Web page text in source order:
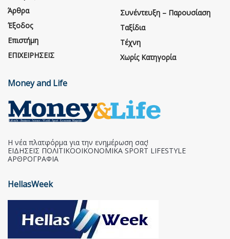
Άρθρα
Έξοδος
Επιστήμη
ΕΠΙΧΕΙΡΗΣΕΙΣ
Συνέντευξη – Παρουσίαση
Ταξίδια
Τέχνη
Χωρίς Κατηγορία
Money and Life
Η νέα πλατφόρμα για την ενημέρωση σας!
ΕΙΔΗΣΕΙΣ ΠΟΛΙΤΙΚΟΟΙΚΟΝΟΜΙΚΑ SPORT LIFESTYLE
ΑΡΘΡΟΓΡΑΦΙΑ
HellasWeek